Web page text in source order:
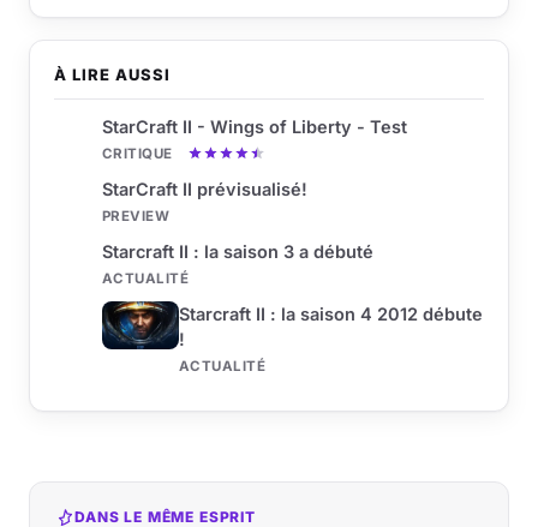
À LIRE AUSSI
StarCraft II - Wings of Liberty - Test
CRITIQUE
StarCraft II prévisualisé!
PREVIEW
Starcraft II : la saison 3 a débuté
ACTUALITÉ
Starcraft II : la saison 4 2012 débute
!
ACTUALITÉ
DANS LE MÊME ESPRIT